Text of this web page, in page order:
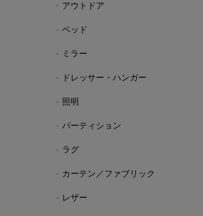
アウトドア
ベッド
ミラー
ドレッサー・ハンガー
照明
パーティション
ラグ
カーテン／ファブリック
レザー